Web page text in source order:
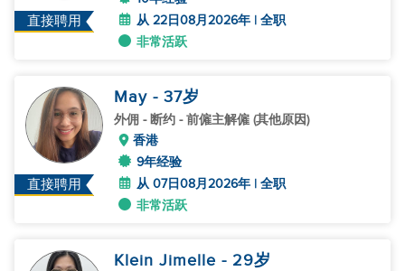
直接聘用
从 22日08月2026年 | 全职
非常活跃
直接聘用
May - 37岁
外佣 - 断约 - 前僱主解僱 (其他原因)
香港
9年经验
从 07日08月2026年 | 全职
非常活跃
Klein Jimelle - 29岁